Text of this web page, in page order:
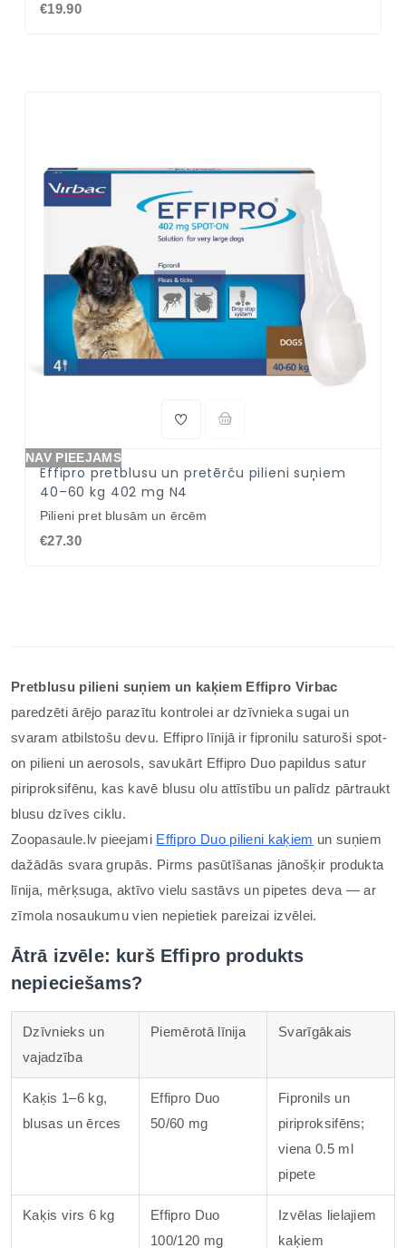
€19.90
NAV PIEEJAMS
Effipro pretblusu un pretērču pilieni suņiem
40–60 kg 402 mg N4
Pilieni pret blusām un ērcēm
€27.30
Pretblusu pilieni suņiem un kaķiem Effipro Virbac
paredzēti ārējo parazītu kontrolei ar dzīvnieka sugai un
svaram atbilstošu devu. Effipro līnijā ir fipronilu saturoši spot-
on pilieni un aerosols, savukārt Effipro Duo papildus satur
piriproksifēnu, kas kavē blusu olu attīstību un palīdz pārtraukt
blusu dzīves ciklu.
Zoopasaule.lv pieejami Effipro Duo pilieni kaķiem un suņiem
dažādās svara grupās. Pirms pasūtīšanas jānošķir produkta
līnija, mērķsuga, aktīvo vielu sastāvs un pipetes deva — ar
zīmola nosaukumu vien nepietiek pareizai izvēlei.
Ātrā izvēle: kurš Effipro produkts
nepieciešams?
Dzīvnieks un
vajadzība
Piemērotā līnija Svarīgākais
Kaķis 1–6 kg,
blusas un ērces
Effipro Duo
50/60 mg
Fipronils un
piriproksifēns;
viena 0.5 ml
pipete
Kaķis virs 6 kg
Effipro Duo
100/120 mg
Izvēlas lielajiem
kaķiem